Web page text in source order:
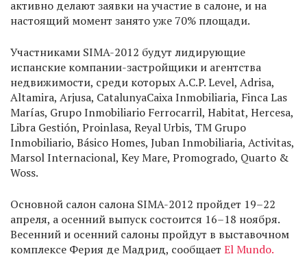
активно делают заявки на участие в салоне, и на
настоящий момент занято уже 70% площади.
Участниками SIMA-2012 будут лидирующие
испанские компании-застройщики и агентства
недвижимости, среди которых A.C.P. Level, Adrisa,
Altamira, Arjusa, CatalunyaCaixa Inmobiliaria, Finca Las
Marías, Grupo Inmobiliario Ferrocarril, Habitat, Hercesa,
Libra Gestión, Proinlasa, Reyal Urbis, TM Grupo
Inmobiliario, Básico Homes, Juban Inmobiliaria, Activitas,
Marsol Internacional, Key Mare, Promogrado, Quarto &
Woss.
Основной салон салона SIMA-2012 пройдет 19–22
апреля, а осенний выпуск состоится 16–18 ноября.
Весенний и осенний салоны пройдут в выставочном
комплексе Ферия де Мадрид, сообщает El Mundo.